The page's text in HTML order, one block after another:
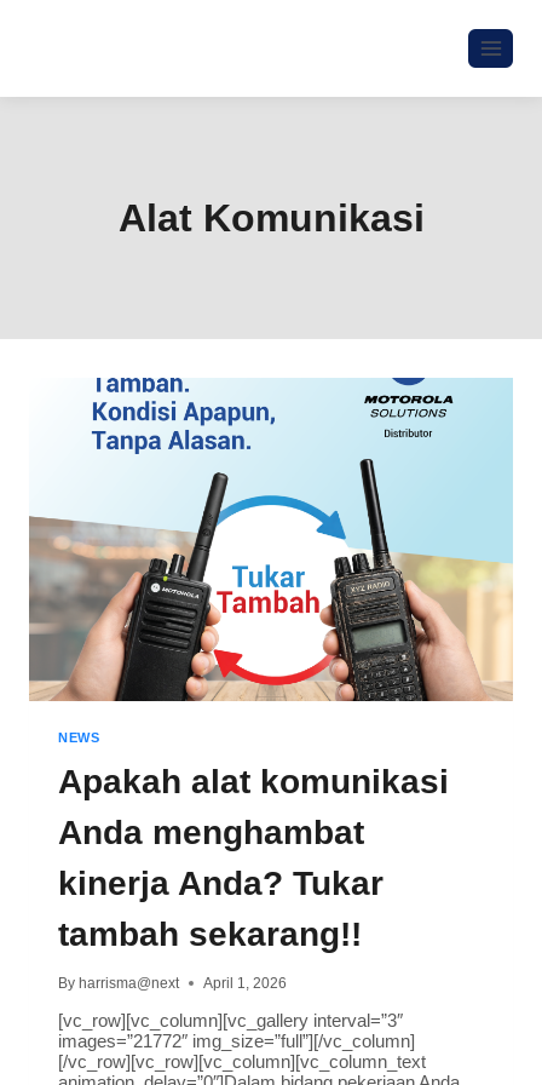
Alat Komunikasi
NEWS
Apakah alat komunikasi
Anda menghambat
kinerja Anda? Tukar
tambah sekarang!!
By harrisma@next April 1, 2026
[vc_row][vc_column][vc_gallery interval=”3″
images=”21772″ img_size=”full”][/vc_column]
[/vc_row][vc_row][vc_column][vc_column_text